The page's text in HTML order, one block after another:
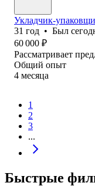
Укладчик-
31 год • Был
60 000 ₽
Рассматривает
Общий опыт
4 месяца
1
2
3
...
Быстрые